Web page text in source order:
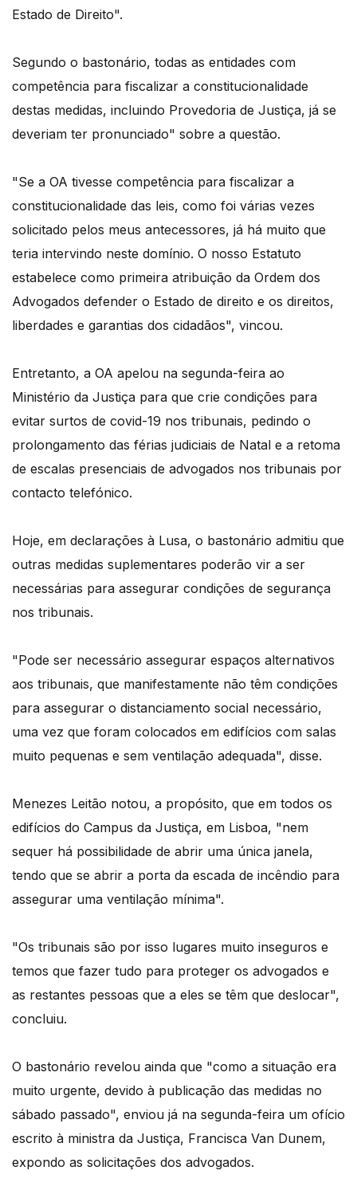
Estado de Direito".
Segundo o bastonário, todas as entidades com
competência para fiscalizar a constitucionalidade
destas medidas, incluindo Provedoria de Justiça, já se
deveriam ter pronunciado" sobre a questão.
"Se a OA tivesse competência para fiscalizar a
constitucionalidade das leis, como foi várias vezes
solicitado pelos meus antecessores, já há muito que
teria intervindo neste domínio. O nosso Estatuto
estabelece como primeira atribuição da Ordem dos
Advogados defender o Estado de direito e os direitos,
liberdades e garantias dos cidadãos", vincou.
Entretanto, a OA apelou na segunda-feira ao
Ministério da Justiça para que crie condições para
evitar surtos de covid-19 nos tribunais, pedindo o
prolongamento das férias judiciais de Natal e a retoma
de escalas presenciais de advogados nos tribunais por
contacto telefónico.
Hoje, em declarações à Lusa, o bastonário admitiu que
outras medidas suplementares poderão vir a ser
necessárias para assegurar condições de segurança
nos tribunais.
"Pode ser necessário assegurar espaços alternativos
aos tribunais, que manifestamente não têm condições
para assegurar o distanciamento social necessário,
uma vez que foram colocados em edifícios com salas
muito pequenas e sem ventilação adequada", disse.
Menezes Leitão notou, a propósito, que em todos os
edifícios do Campus da Justiça, em Lisboa, "nem
sequer há possibilidade de abrir uma única janela,
tendo que se abrir a porta da escada de incêndio para
assegurar uma ventilação mínima".
"Os tribunais são por isso lugares muito inseguros e
temos que fazer tudo para proteger os advogados e
as restantes pessoas que a eles se têm que deslocar",
concluiu.
O bastonário revelou ainda que "como a situação era
muito urgente, devido à publicação das medidas no
sábado passado", enviou já na segunda-feira um ofício
escrito à ministra da Justiça, Francisca Van Dunem,
expondo as solicitações dos advogados.